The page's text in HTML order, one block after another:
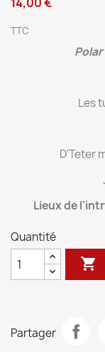
TTC
Les
D'Teter
Lieux de
Quantité

Partager